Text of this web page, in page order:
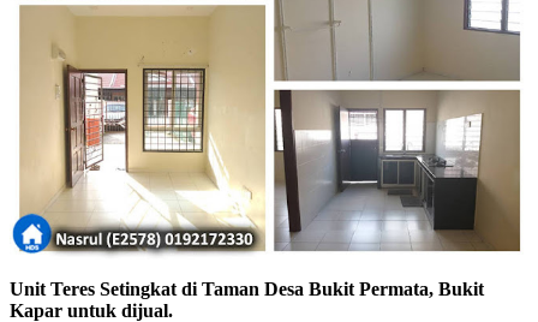
Unit Teres Setingkat di Taman Desa Bukit Permata, Bukit
Kapar untuk dijual.